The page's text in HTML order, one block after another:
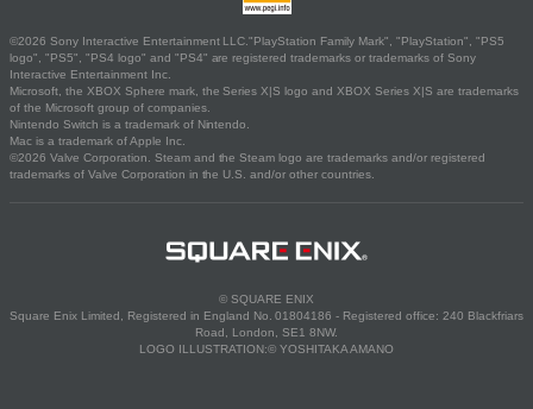
©2026 Sony Interactive Entertainment LLC."PlayStation Family Mark", "PlayStation", "PS5
logo", "PS5", "PS4 logo" and "PS4" are registered trademarks or trademarks of Sony
Interactive Entertainment Inc.
Microsoft, the XBOX Sphere mark, the Series X|S logo and XBOX Series X|S are trademarks
of the Microsoft group of companies.
Nintendo Switch is a trademark of Nintendo.
Mac is a trademark of Apple Inc.
©2026 Valve Corporation. Steam and the Steam logo are trademarks and/or registered
trademarks of Valve Corporation in the U.S. and/or other countries.
© SQUARE ENIX
Square Enix Limited, Registered in England No. 01804186 - Registered office: 240 Blackfriars
Road, London, SE1 8NW.
LOGO ILLUSTRATION:© YOSHITAKA AMANO